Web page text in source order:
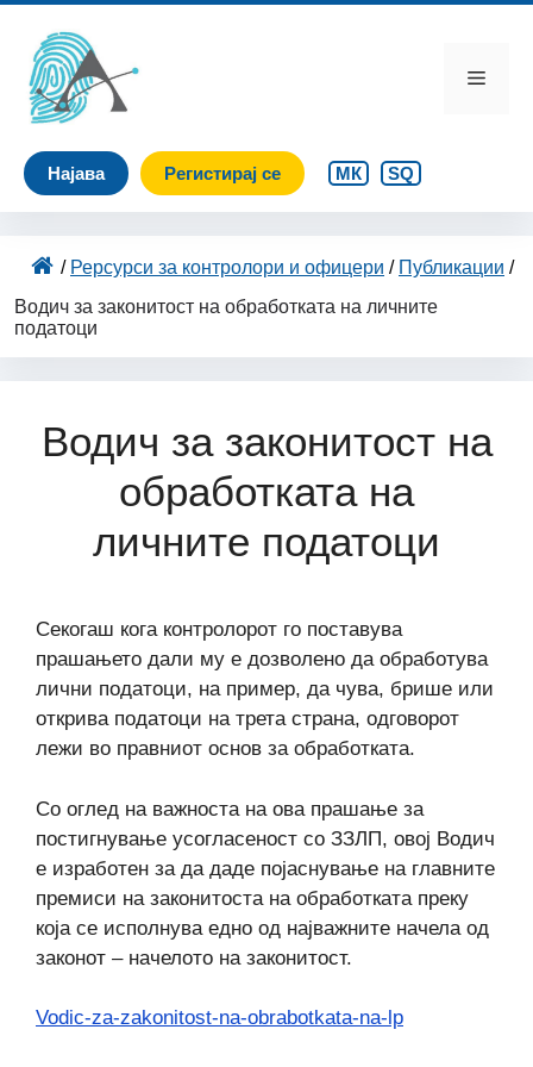
content
Menu
Најава Регистирај се МК SQ
/ Рерсурси за контролори и офицери / Публикации /
Водич за законитост на обработката на личните
податоци
Водич за законитост на
обработката на
личните податоци
Секогаш кога контролорот го поставува
прашањето дали му е дозволено да обработува
лични податоци, на пример, да чува, брише или
открива податоци на трета страна, одговорот
лежи во правниот основ за обработката.
Со оглед на важноста на ова прашање за
постигнување усогласеност со ЗЗЛП, овој Водич
е изработен за да даде појаснување на главните
премиси на законитоста на обработката преку
која се исполнува едно од најважните начела од
законот – начелото на законитост.
Vodic-za-zakonitost-na-obrabotkata-na-lp